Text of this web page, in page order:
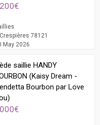
Crespières 78121
May 2026
saillie HANDY
(Kaisy Dream -
Bourbon par Love